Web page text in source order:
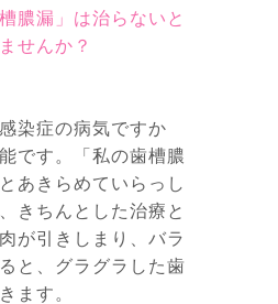
膿漏」は治らないと
せんか？
染症の病気ですか
です。「私の歯槽膿
あきらめていらっし
きちんとした治療と
が引きしまり、バラ
と、グラグラした歯
ます。